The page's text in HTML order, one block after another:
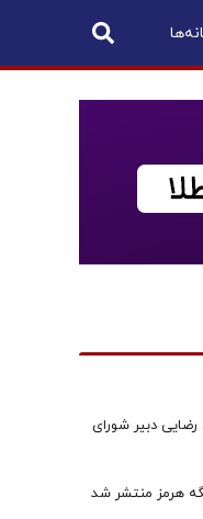
دبیر شورای
هرمز منتشر شد